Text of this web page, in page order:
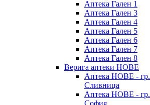
Аптека Гален 1
Аптека Гален 3
Аптека Гален 4
Аптека Гален 5
Аптека Гален 6
Аптека Гален 7
Аптека Гален 8
Верига аптеки НОВЕ
Аптека НОВЕ - гр.
Сливница
Аптека НОВЕ - гр.
София